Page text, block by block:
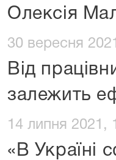
Олексія
30 вересня
Від
залежить
14 липня 2021,
«В Україні